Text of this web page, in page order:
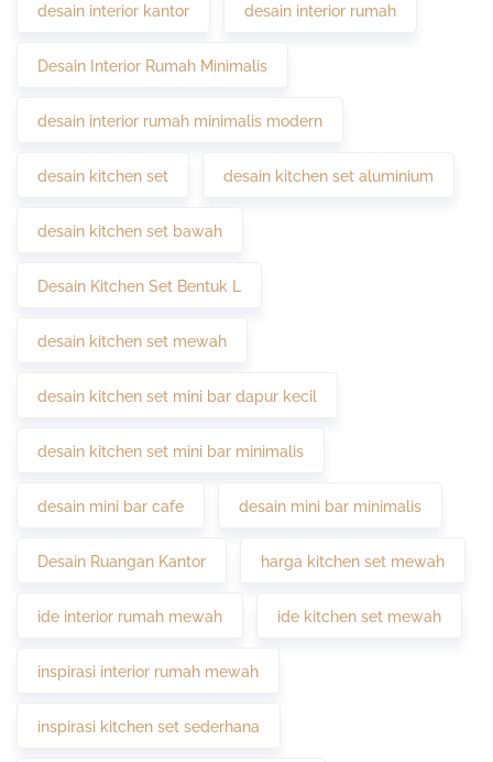
desain interior kantor desain interior rumah
Desain Interior Rumah Minimalis
desain interior rumah minimalis modern
desain kitchen set desain kitchen set aluminium
desain kitchen set bawah
Desain Kitchen Set Bentuk L
desain kitchen set mewah
desain kitchen set mini bar dapur kecil
desain kitchen set mini bar minimalis
desain mini bar cafe desain mini bar minimalis
Desain Ruangan Kantor harga kitchen set mewah
ide interior rumah mewah ide kitchen set mewah
inspirasi interior rumah mewah
inspirasi kitchen set sederhana